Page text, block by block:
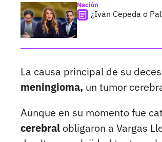
Nación
¿Iván Cepeda o
La causa principal de su
meningioma, un tumor
Aunque en su momento fue
cerebral obligaron a Vargas